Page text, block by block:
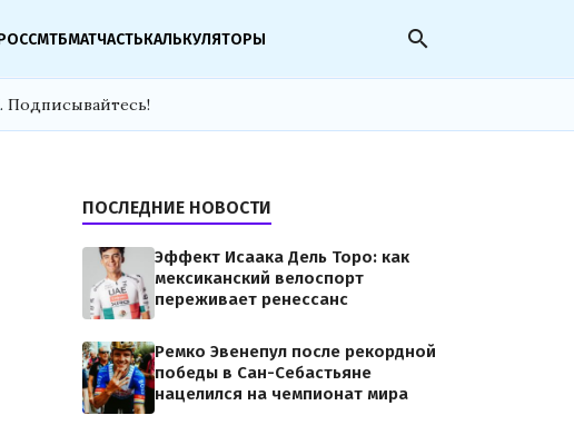
МТБМАТЧАСТЬКАЛЬКУЛЯТОРЫ search
. Подписывайтесь!
ПОСЛЕДНИЕ НОВОСТИ
Эффект Исаака Дель Торо: как
мексиканский велоспорт
переживает ренессанс
Ремко Эвенепул после рекордной
победы в Сан-Себастьяне
нацелился на чемпионат мира